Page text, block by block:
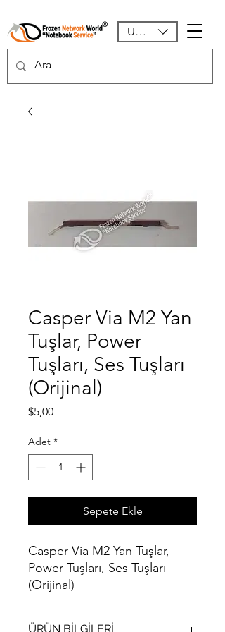
USD ($)
Casper Via M2 Yan
Tuşlar, Power
Tuşları, Ses Tuşları
(Orijinal)
$5,00Fiyat
Adet *
Sepete Ekle
Casper Via M2 Yan Tuşlar,
Power Tuşları, Ses Tuşları
(Orijinal)
ÜRÜN BİLGİLERİ